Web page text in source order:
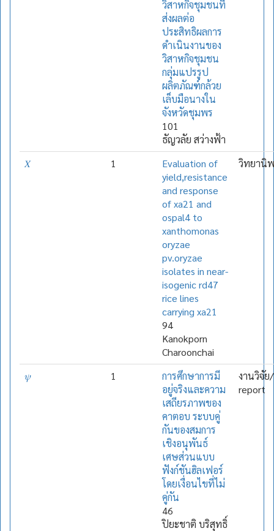
วิสาหกิจชุมชนที่
ส่งผลต่อ
ประสิทธิผลการ
ดำเนินงานของ
วิสาหกิจชุมชน
กลุ่มแปรรูป
ผลิตภัณฑ์กล้วย
เล็บมือนางใน
จังหวัดชุมพร
101
ธัญวลัย สว่างฟ้า
𝑋
1
Evaluation of
yield,resistance
and response
of xa21 and
ospal4 to
xanthomonas
oryzae
pv.oryzae
isolates in near-
isogenic rd47
rice lines
carrying xa21
94
Kanokporn
Charoonchai
วิทยานิ
𝜓 1
การศึกษาการมี
อยู่จริงและความ
เสถียรภาพของ
คาตอบ ระบบคู่
กันของสมการ
เชิงอนุพันธ์
เศษส่วนแบบ
ฟังก์ชันฮิลเฟอร์
โดยเงื่อนไขที่ไม่
คู่กัน
46
ปิยะชาติ บริสุทธิ์
งานวิจัย
report